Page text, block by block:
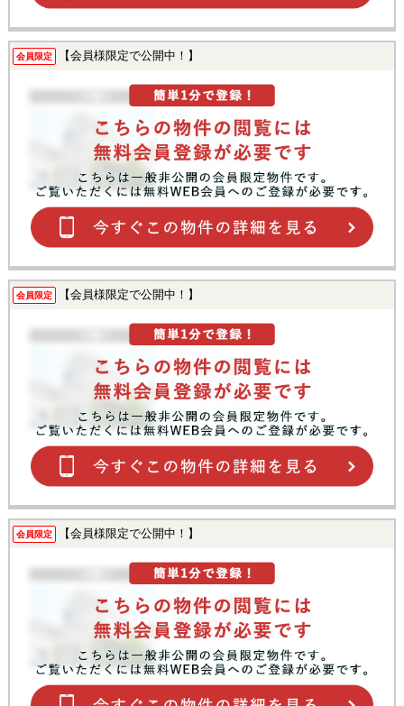
会員限定 【会員様限定で公開中！】
会員限定 【会員様限定で公開中！】
会員限定 【会員様限定で公開中！】